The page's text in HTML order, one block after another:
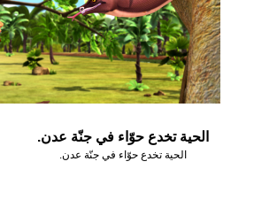
الحية تخدع حوّاء في جنّة عدن.
الحية تخدع حوّاء في جنّة عدن.